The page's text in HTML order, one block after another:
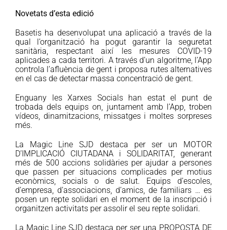
Novetats d’esta edició
Basetis ha desenvolupat una aplicació a través de la
qual l’organització ha pogut garantir la seguretat
sanitària, respectant així les mesures COVID-19
aplicades a cada territori. A través d’un algoritme, l’App
controla l’afluència de gent i proposa rutes alternatives
en el cas de detectar massa concentració de gent.
Enguany les Xarxes Socials han estat el punt de
trobada dels equips on, juntament amb l’App, troben
vídeos, dinamitzacions, missatges i moltes sorpreses
més.
La Magic Line SJD destaca per ser un MOTOR
D’IMPLICACIÓ CIUTADANA i SOLIDARITAT, generant
més de 500 accions solidàries per ajudar a persones
que passen per situacions complicades per motius
econòmics, socials o de salut. Equips d’escoles,
d’empresa, d’associacions, d’amics, de familiars … es
posen un repte solidari en el moment de la inscripció i
organitzen activitats per assolir el seu repte solidari.
La Magic Line SJD destaca per ser una PROPOSTA DE